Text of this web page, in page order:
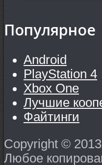
Популярное
Android
PlayStation 4
Xbox One
Лучшие
Файтинги
Copyright ©
Любое